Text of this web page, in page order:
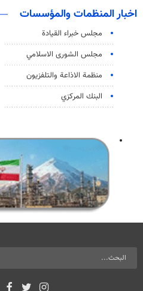
اخبار المنظمات والمؤسسات
مجلس خبراء القيادة
مجلس الشورى الاسلامي
منظمة الاذاعة والتلفزیون
البنك المركزي